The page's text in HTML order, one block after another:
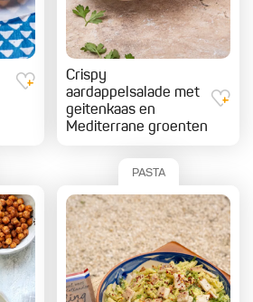
Crispy
aardappelsalade met
geitenkaas en
Mediterrane groenten
PASTA